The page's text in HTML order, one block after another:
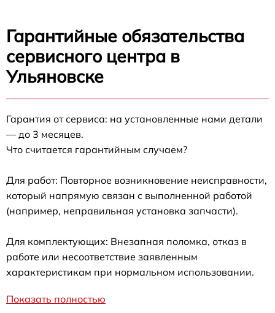
Гарантийные обязательства
сервисного центра в
Ульяновске
Гарантия от сервиса: на установленные нами детали
— до 3 месяцев.
Что считается гарантийным случаем?
Для работ: Повторное возникновение неисправности,
который напрямую связан с выполненной работой
(например, неправильная установка запчасти).
Для комплектующих: Внезапная поломка, отказ в
работе или несоответствие заявленным
характеристикам при нормальном использовании.
Показать полностью